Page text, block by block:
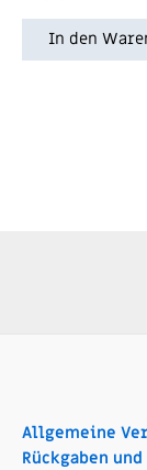
mit
0
In den
Allgemeine
Rückgaben